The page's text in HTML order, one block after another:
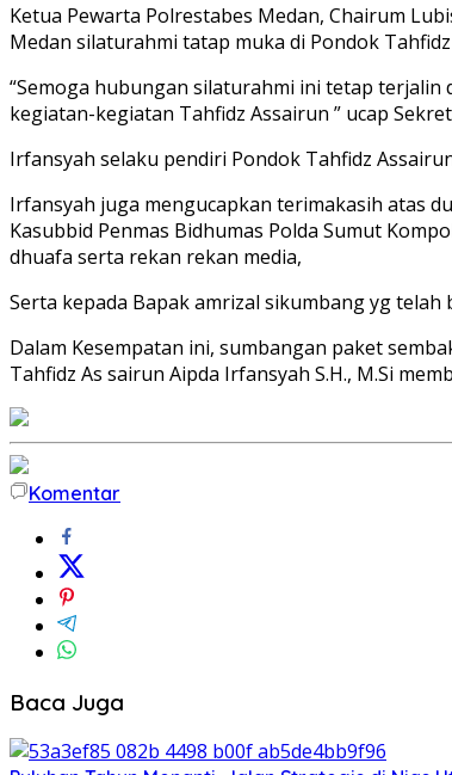
Ketua Pewarta Polrestabes Medan, Chairum
Medan silaturahmi tatap muka di Pondok
“Semoga hubungan silaturahmi ini tetap terjalin
kegiatan-kegiatan Tahfidz Assairun ” ucap
Irfansyah selaku pendiri Pondok Tahfidz
Irfansyah juga mengucapkan terimakasih atas
Kasubbid Penmas Bidhumas Polda Sumut
dhuafa serta rekan rekan media,
Serta kepada Bapak amrizal sikumbang yg
Dalam Kesempatan ini, sumbangan paket
Tahfidz As sairun Aipda Irfansyah S.H., M.Si
Komentar
Baca Juga